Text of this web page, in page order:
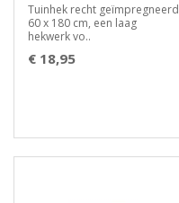
Tuinhek recht geïmpregneerd
60 x 180 cm, een laag
hekwerk vo..
€ 18,95